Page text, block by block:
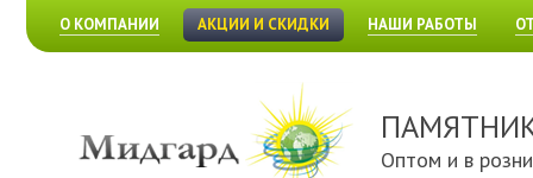
О КОМПАНИИ АКЦИИ И СКИДКИ НАШИ РАБОТЫ
Оптом и в